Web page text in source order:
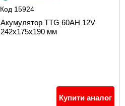
Код 15924
Акумулятор TTG 60AH 12V
242х175х190 мм
Купити аналог